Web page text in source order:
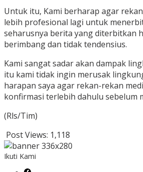
Untuk itu, Kami berharap agar
lebih profesional lagi untuk
seharusnya berita yang diterbitkan
berimbang dan tidak tendensius.
Kami sangat sadar akan dampak
itu kami tidak ingin merusak
harapan saya agar rekan-rekan
konfirmasi terlebih dahulu sebelum
(Rls/Tim)
Post Views: 1,118
Ikuti Kami